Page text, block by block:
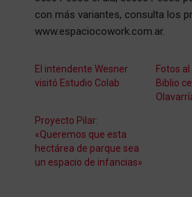
con más variantes, consulta los
www.espaciocowork.com.ar.
El intendente Wesner
visitó Estudio Colab
Fotos
Biblio
Proyecto Pilar:
«Queremos que esta
hectárea de parque sea
un espacio de infancias»